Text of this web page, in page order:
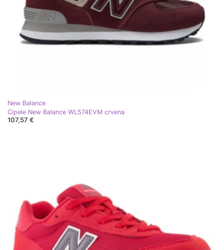
New Balance
Cipele New Balance WL574EVM crvena
107,57 €